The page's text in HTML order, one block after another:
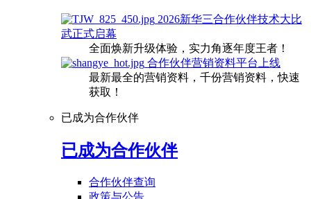
2026新华三合作伙伴技术大比
武正式启幕
全面焕新升级体验，实力角逐年度王者！
合作伙伴营销资料平台上线
最新最全的营销资料，千份营销资料，快速
获取！
已成为合作伙伴
已成为合作伙伴
合作伙伴查询
政策与公告